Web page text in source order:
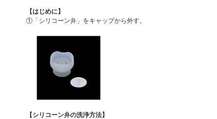
【はじめに】
①「シリコーン弁」をキャップから外す。
【シリコーン弁の洗浄方法】